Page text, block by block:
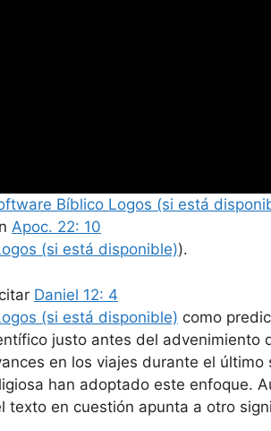
Apoc. 22: 10
).
Daniel 12: 4
como
justo antes del advenimiento
en los viajes durante el último
han adoptado este enfoque.
texto en cuestión apunta a otro